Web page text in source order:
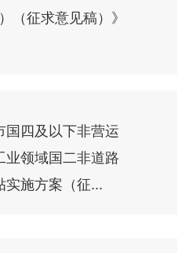
（征求意见稿）》
国四及以下非营运
业领域国二非道路
实施方案（征...